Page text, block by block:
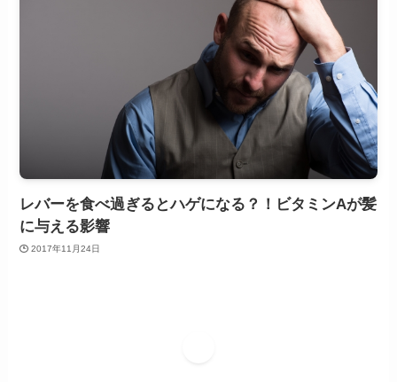
レバーを食べ過ぎるとハゲになる？！ビタミンAが髪
に与える影響
2017年11月24日